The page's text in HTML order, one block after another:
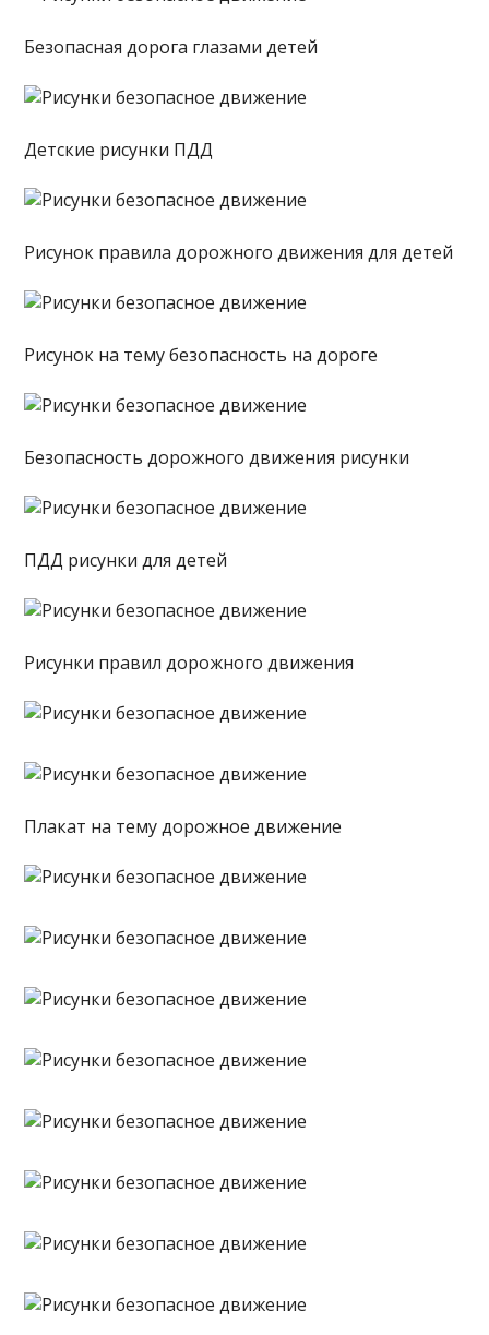
Безопасная дорога глазами детей
Детские рисунки ПДД
Рисунок правила дорожного движения для детей
Рисунок на тему безопасность на дороге
Безопасность дорожного движения рисунки
ПДД рисунки для детей
Рисунки правил дорожного движения
Плакат на тему дорожное движение